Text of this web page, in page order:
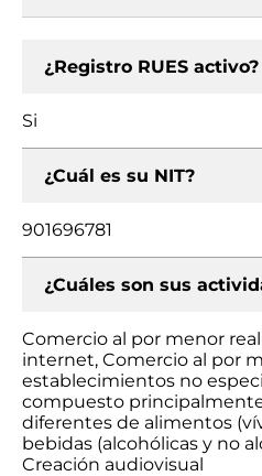
¿Registro RUES activo?
Si
¿Cuál es su NIT?
901696781
¿Cuáles son sus
Comercio al por menor
internet, Comercio al por
establecimientos no
compuesto
diferentes de alimentos
bebidas (alcohólicas y no
Creación audiovisual